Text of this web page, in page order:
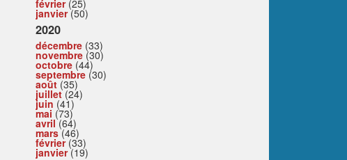
février(25)
janvier(50)
2020
décembre (33)
novembre (30)
octobre (44)
septembre (30)
août (35)
juillet(24)
juin (41)
mai (73)
avril(64)
mars(46)
février(33)
janvier(19)